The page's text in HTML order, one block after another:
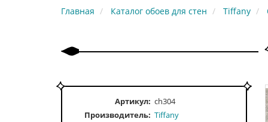
Главная Каталог обоев для стен Tiffany
Артикул: ch304
Производитель: Tiffany